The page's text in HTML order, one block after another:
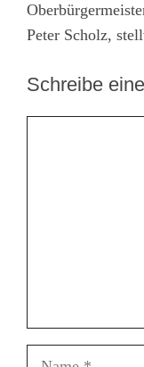
Peter Scholz,
Schreibe
Name